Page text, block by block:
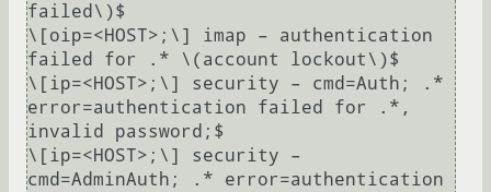
failed\)$
\[oip=<HOST>;\] imap – authentication
failed for .* \(account lockout\)$
\[ip=<HOST>;\] security – cmd=Auth; .*
error=authentication failed for .*,
invalid password;$
\[ip=<HOST>;\] security –
cmd=AdminAuth; .* error=authentication